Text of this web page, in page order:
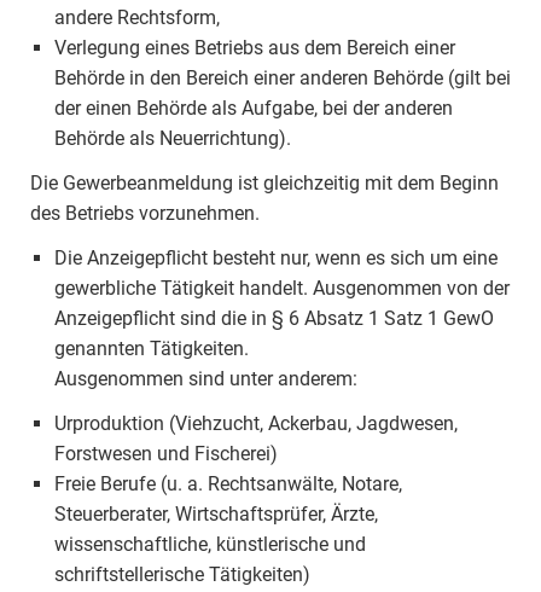
andere Rechtsform,
Verlegung eines Betriebs aus dem Bereich einer
Behörde in den Bereich einer anderen Behörde (gilt bei
der einen Behörde als Aufgabe, bei der anderen
Behörde als Neuerrichtung).
Die Gewerbeanmeldung ist gleichzeitig mit dem Beginn
des Betriebs vorzunehmen.
Die Anzeigepflicht besteht nur, wenn es sich um eine
gewerbliche Tätigkeit handelt. Ausgenommen von der
Anzeigepflicht sind die in § 6 Absatz 1 Satz 1 GewO
genannten Tätigkeiten.
Ausgenommen sind unter anderem:
Urproduktion (Viehzucht, Ackerbau, Jagdwesen,
Forstwesen und Fischerei)
Freie Berufe (u. a. Rechtsanwälte, Notare,
Steuerberater, Wirtschaftsprüfer, Ärzte,
wissenschaftliche, künstlerische und
schriftstellerische Tätigkeiten)